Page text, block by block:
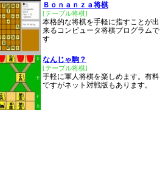
Ｂｏｎａｎｚａ将棋
[テーブル将棋]
本格的な将棋を手軽に指すことが出
来るコンピュータ将棋プログラムで
す
なんじゃ駒？
[テーブル将棋]
手軽に軍人将棋を楽しめます。有料
ですがネット対戦版もあります。